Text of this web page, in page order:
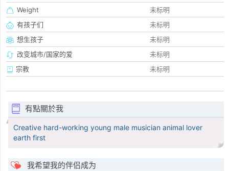
Weight
未标明
有孩子们
未标明
想生孩子
未标明
改变城市/国家的爱
未标明
宗教
未标明
有點關於我
Creative hard-working young male musician animal lover
earth first
我希望我的伴侣成为